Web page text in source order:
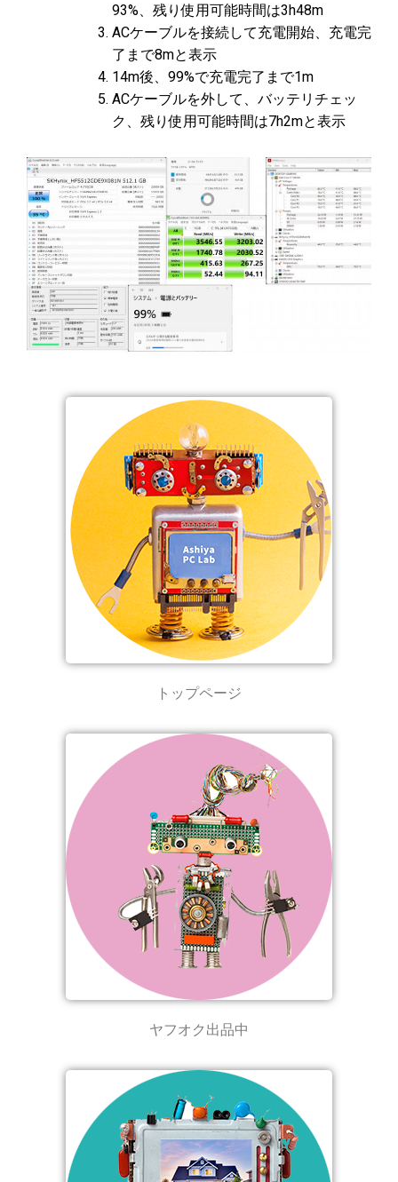
93%、残り使用可能時間は3h48m
ACケーブルを接続して充電開始、充電完
了まで8mと表示
14m後、99%で充電完了まで1m
ACケーブルを外して、バッテリチェッ
ク、残り使用可能時間は7h2mと表示
トップページ
ヤフオク出品中